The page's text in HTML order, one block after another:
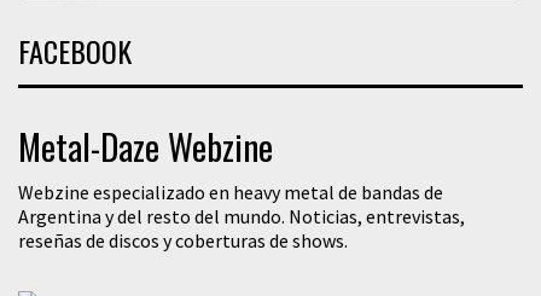
FACEBOOK
Metal-Daze Webzine
Webzine especializado en heavy metal de bandas de
Argentina y del resto del mundo. Noticias, entrevistas,
reseñas de discos y coberturas de shows.